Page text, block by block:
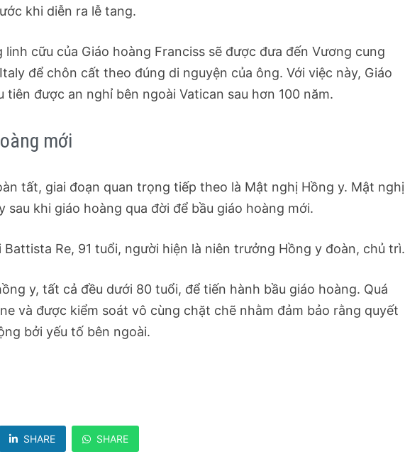
khi diễn ra lễ tang.
cữu của Giáo hoàng Franciss sẽ được đưa đến Vương cung
để chôn cất theo đúng di nguyện của ông. Với việc này, Giáo
được an nghỉ bên ngoài Vatican sau hơn 100 năm.
mới
tất, giai đoạn quan trọng tiếp theo là Mật nghị Hồng y. Mật nghị
khi giáo hoàng qua đời để bầu giáo hoàng mới.
Re, 91 tuổi, người hiện là niên trưởng Hồng y đoàn, chủ trì.
y, tất cả đều dưới 80 tuổi, để tiến hành bầu giáo hoàng. Quá
và được kiểm soát vô cùng chặt chẽ nhằm đảm bảo rằng quyết
bởi yếu tố bên ngoài.
SHARE SHARE